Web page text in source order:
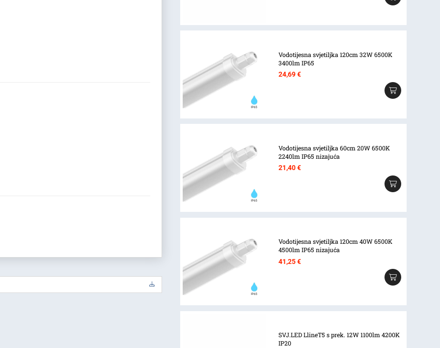
Vodotijesna svjetiljka 120cm 32W 6500K
3400lm IP65
24,69€
Vodotijesna svjetiljka 60cm 20W 6500K
2240lm IP65 nizajuća
21,40€
Vodotijesna svjetiljka 120cm 40W 6500K
4500lm IP65 nizajuća
41,25€
SVJ.LED LlineT5 s prek. 12W 1100lm 4200K
IP20